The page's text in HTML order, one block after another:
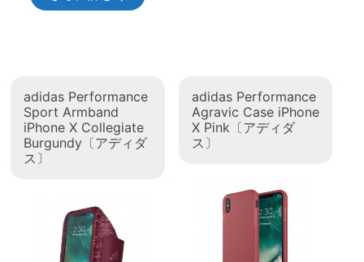
adidas Performance
Sport Armband
iPhone X Collegiate
Burgundy〔アディダ
ス〕
adidas Performance
Agravic Case iPhone
X Pink〔アディダ
ス〕